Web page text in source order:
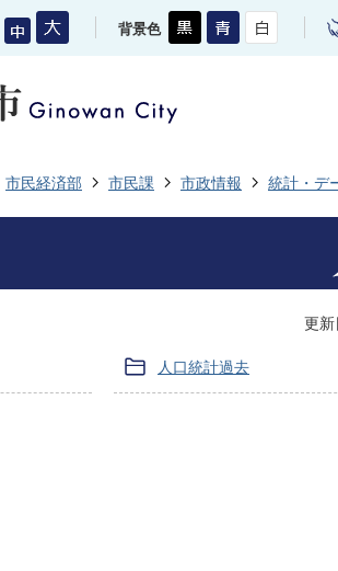
背景色
市民経済部 市民課 市政情報 統計・デ
更
人口統計過去